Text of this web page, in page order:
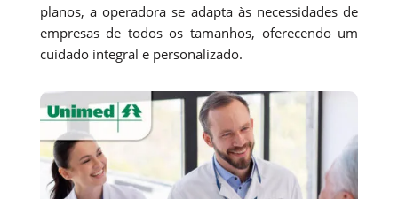
planos, a operadora se adapta às necessidades de
empresas de todos os tamanhos, oferecendo um
cuidado integral e personalizado.